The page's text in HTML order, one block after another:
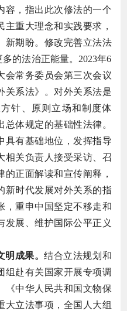
容，指出此次修法的一个
重大理念和实践要求，
新期盼。修改完善立法法
的法治正能量。2023年6
会常务委员会第三次会议
关系法》。对外关系法是
针、原则立场和制度体
体规定的基础性法律。
具有基础地位，发挥指导
相关负责人接受采访、召
正面解读和宣传阐释，
新时代发展对外关系的指
，重申中国坚定不移走和
发展、维护国际公平正义
明成果。结合立法规划和
组赴有关国家开展专项调
《中华人民共和国文物保
大立法事项，全国人大组